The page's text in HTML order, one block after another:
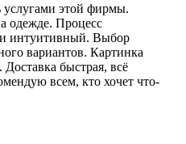
услугами этой фирмы.
одежде. Процесс
интуитивный. Выбор
вариантов. Картинка
быстрая, всё
всем, кто хочет что-